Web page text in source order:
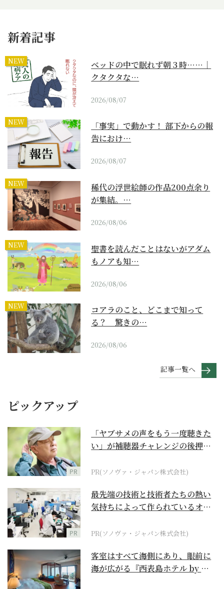
新着記事
NEW
ベッドの中で眠れず朝３時……｜
クタクタな…
2026/08/07
NEW
「事実」で動かす！ 部下からの報
告におけ…
2026/08/07
NEW
稀代の浮世絵師の作品200点余り
が集結。…
2026/08/06
NEW
聖書を読んだことはないがアダム
もノアも知…
2026/08/06
NEW
コアラのこと、どこまで知って
る？ 驚きの…
2026/08/06
記事一覧へ
ピックアップ
PR
「ヤブサメの声をもう一度聴きた
い」が補聴器チャレンジの後押し
PR(ソノヴァ・ジャパン株式会社)
PR
最先端の技術と技術者たちの熱い
気持ちによって作られているオー
PR(ソノヴァ・ジャパン株式会社)
客室はすべて海側にあり、眼前に
海が広がる『西表島ホテル by 星